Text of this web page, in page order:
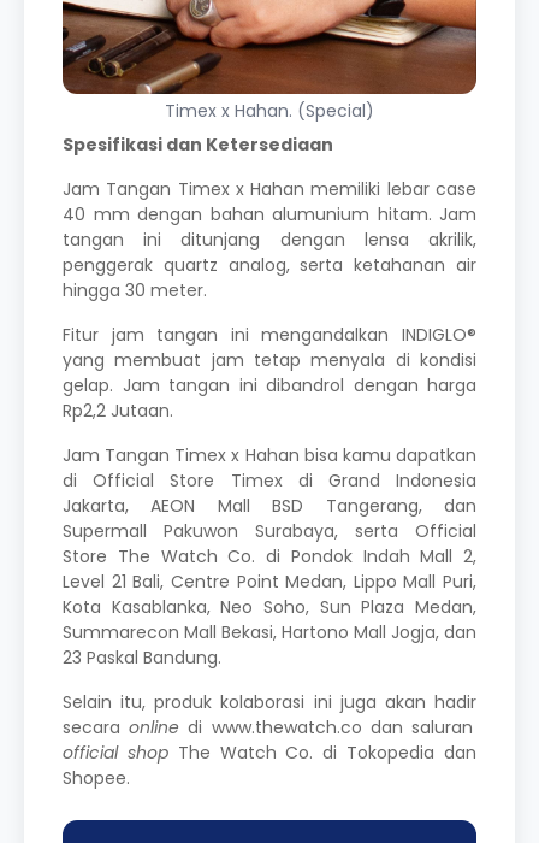
Timex x Hahan. (Special)
Spesifikasi dan Ketersediaan
Jam Tangan Timex x Hahan memiliki lebar case
40 mm dengan bahan alumunium hitam. Jam
tangan ini ditunjang dengan lensa akrilik,
penggerak quartz analog, serta ketahanan air
hingga 30 meter.
Fitur jam tangan ini mengandalkan INDIGLO®
yang membuat jam tetap menyala di kondisi
gelap. Jam tangan ini dibandrol dengan harga
Rp2,2 Jutaan.
Jam Tangan Timex x Hahan bisa kamu dapatkan
di Official Store Timex di Grand Indonesia
Jakarta, AEON Mall BSD Tangerang, dan
Supermall Pakuwon Surabaya, serta Official
Store The Watch Co. di Pondok Indah Mall 2,
Level 21 Bali, Centre Point Medan, Lippo Mall Puri,
Kota Kasablanka, Neo Soho, Sun Plaza Medan,
Summarecon Mall Bekasi, Hartono Mall Jogja, dan
23 Paskal Bandung.
Selain itu, produk kolaborasi ini juga akan hadir
secaraonlinedi www.thewatch.co dan saluran
official shopThe Watch Co. di Tokopedia dan
Shopee.